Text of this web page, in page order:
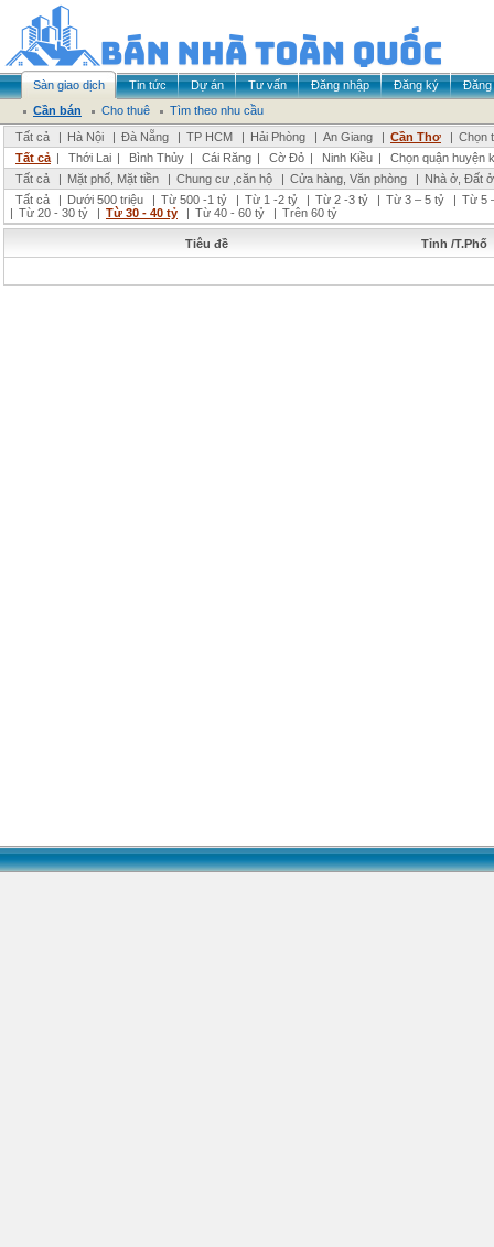
Sàn giao dịch Tin tức Dự án Tư vấn Đăng nhập Đăng ký
Đăng
Cần bán
Cho thuê
Tìm theo nhu cầu
Tất cả
| Hà Nội | Đà Nẵng | TP HCM | Hải Phòng | An Giang | Cần Thơ | Chọn
Tất cả | Thới Lai | Bình Thủy | Cái Răng | Cờ Đỏ | Ninh Kiều |
Chọn quận huyện
Tất cả
| Mặt phố, Mặt tiền | Chung cư ,căn hộ | Cửa hàng, Văn phòng | Nhà ở, Đất ở
Tất cả
| Dưới 500 triệu | Từ 500 -1 tỷ | Từ 1 -2 tỷ | Từ 2 -3 tỷ | Từ 3 – 5 tỷ | Từ 5
| Từ 20 - 30 tỷ | Từ 30 - 40 tỷ | Từ 40 - 60 tỷ | Trên 60 tỷ
Tiêu đề Tỉnh /T.Phố